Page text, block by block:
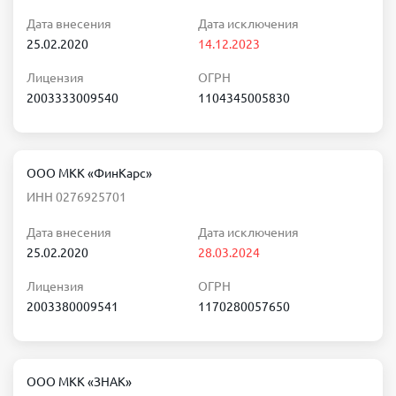
Дата внесения
25.02.2020
Дата исключения
14.12.2023
Лицензия
2003333009540
ОГРН
1104345005830
ООО МКК «ФинКарс»
ИНН 0276925701
Дата внесения
25.02.2020
Дата исключения
28.03.2024
Лицензия
2003380009541
ОГРН
1170280057650
ООО МКК «ЗНАК»